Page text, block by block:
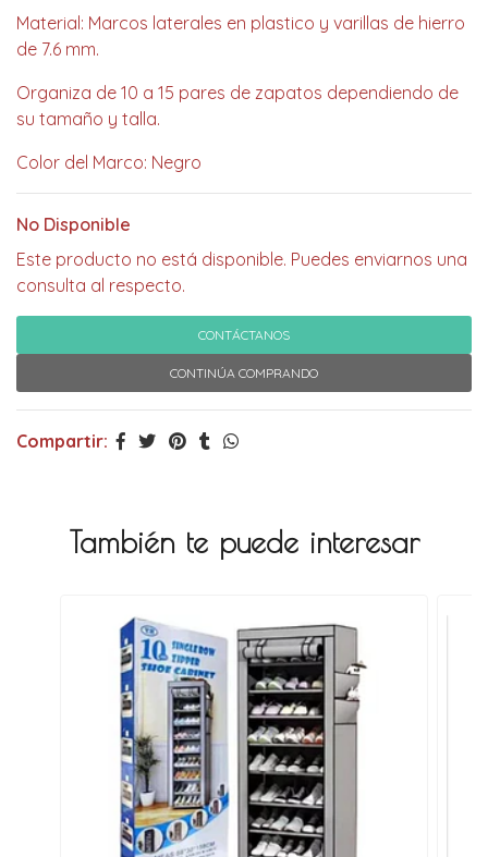
Material: Marcos laterales en plastico y varillas de hierro
de 7.6 mm.
Organiza de 10 a 15 pares de zapatos dependiendo de
su tamaño y talla.
Color del Marco: Negro
No Disponible
Este producto no está disponible. Puedes enviarnos una
consulta al respecto.
CONTÁCTANOS
CONTINÚA COMPRANDO
Compartir:
También te puede interesar